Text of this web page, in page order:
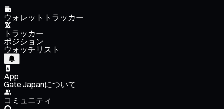
ウォレットトラッカー
トラッカー
ポジション
ウォッチリスト
App
Gate Japanについて
コミュニティ